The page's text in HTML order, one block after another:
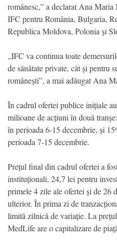
românesc,” a declarat Ana
IFC pentru România, Bulgaria,
Republica Moldova, Polonia și
„IFC va continua toate
de sănătate private, cât și pentru
românești”, a mai adăugat Ana
În cadrul ofertei publice inițiale
milioane de acțiuni în două
în perioada 6-15 decembrie, și
perioada 7-15 decembrie.
Prețul final din cadrul ofertei a
instituționali, 24,7 lei pentru
primele 4 zile ale ofertei și de 26
ulterior. În prima zi de
limită zilnică de variație. La
MedLife are o capitalizare de